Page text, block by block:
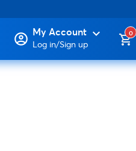
My Account expand_more
Log in/Sign up
0